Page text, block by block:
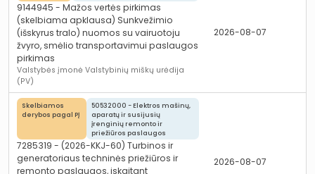
9144945 - Mažos vertės pirkimas
(skelbiama apklausa) Sunkvežimio
(išskyrus tralo) nuomos su vairuotoju
žvyro, smėlio transportavimui paslaugos
pirkimas
Valstybės įmonė Valstybinių miškų urėdija
(PV)
2026-08-07
Skelbiamos
derybos pagal PĮ
50532000 - Elektros mašinų,
aparatų ir susijusių
įrenginių remonto ir
priežiūros paslaugos
7285319 - (2026-KKJ-60) Turbinos ir
generatoriaus techninės priežiūros ir
remonto paslaugos, iskaitant
2026-08-07